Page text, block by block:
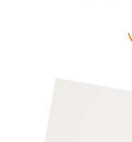
in gesprek te gaan met
Ons doel is
verbonden te laten
kennis en expertise